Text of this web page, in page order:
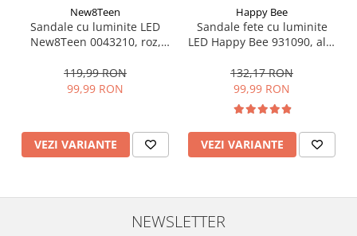
New8Teen
Sandale cu luminite LED
New8Teen 0043210, roz,
119,99 RON
99,99 RON
VEZI VARIANTE
Happy Bee
Sandale fete cu luminite
LED Happy Bee 931090, alb,
132,17 RON
99,99 RON
VEZI VARIANTE
NEWSLETTER